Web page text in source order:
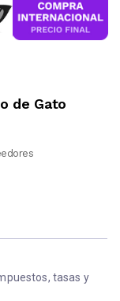
de Gato
tasas y